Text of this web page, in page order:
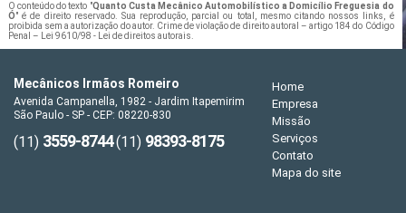
O conteúdo do texto "Quanto Custa Mecânico Automobilístico a Domicílio Freguesia do
Ó" é de direito reservado. Sua reprodução, parcial ou total, mesmo citando nossos links, é
proibida sem a autorização do autor. Crime de violação de direito autoral – artigo 184 do Código
Penal – Lei 9610/98 - Lei de direitos autorais.
Mecânicos Irmãos Romeiro
Avenida Campanella, 1982 - Jardim Itapemirim
São Paulo - SP - CEP: 08220-830
(11) 3559-8744(11) 98393-8175
Home
Empresa
Missão
Serviços
Contato
Mapa do site